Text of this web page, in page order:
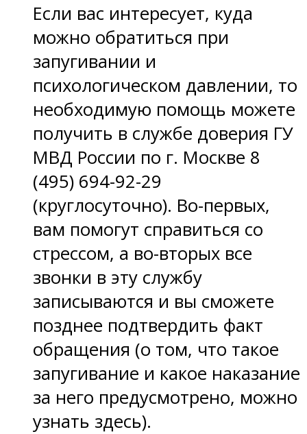
Если вас интересует, куда
можно обратиться при
запугивании и
психологическом давлении, то
необходимую помощь можете
получить в службе доверия ГУ
МВД России по г. Москве 8
(495) 694-92-29
(круглосуточно). Во-первых,
вам помогут справиться со
стрессом, а во-вторых все
звонки в эту службу
записываются и вы сможете
позднее подтвердить факт
обращения (о том, что такое
запугивание и какое наказание
за него предусмотрено, можно
узнать здесь).